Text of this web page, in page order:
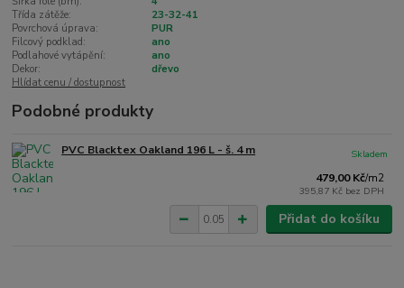
Třída zátěže:
23-32-41
Povrchová úprava:
PUR
Filcový podklad:
ano
Podlahové vytápění:
ano
Dekor:
dřevo
Hlídat cenu / dostupnost
Podobné produkty
PVC Blacktex Oakland 196 L - š. 4 m
479,00 Kč/m2
395,87 Kč bez DPH
Skladem
Přidat do košíku